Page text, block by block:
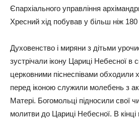
Єпархіального управління
Хресний хід побував у більш ніж
Духовенство і миряни з дітьми
зустрічали ікону Цариці Небесної в
церковними піснеспівами обходили
перед іконою служили молебень з
Матері. Богомольці підносили свої
молитви до Цариці Небесної. В